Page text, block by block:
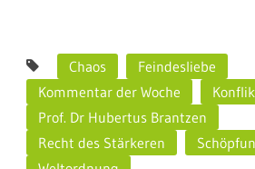
Chaos
Feindesliebe
Kommentar der Woche
Prof. Dr Hubertus Brantzen
Recht des Stärkeren